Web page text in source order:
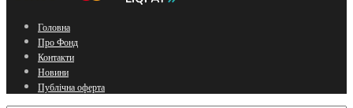
Головна
Про Фонд
Контакти
Новини
Публічна оферта